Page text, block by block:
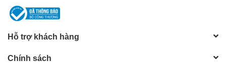
Hỗ trợ khách hàng
Chính sách